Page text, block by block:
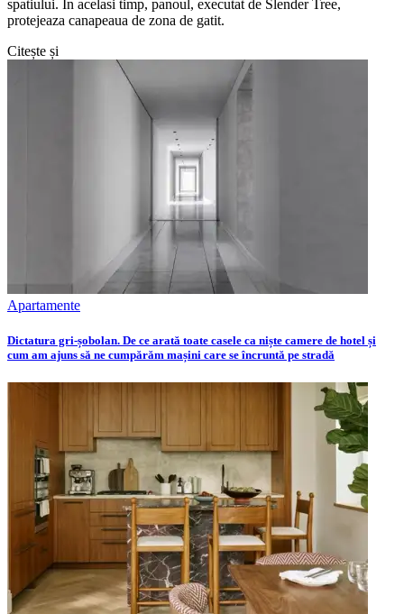
spatiului. In acelasi timp, panoul, executat de Slender Tree,
protejeaza canapeaua de zona de gatit.
Citește și
Apartamente
Dictatura gri-șobolan. De ce arată toate casele ca niște camere de hotel și
cum am ajuns să ne cumpărăm mașini care se încruntă pe stradă